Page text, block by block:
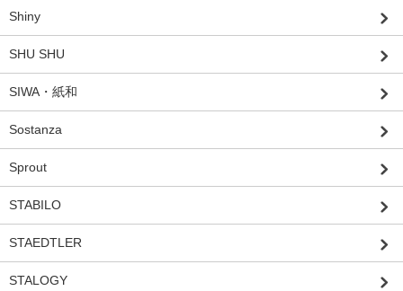
Shiny
SHU SHU
SIWA・紙和
Sostanza
Sprout
STABILO
STAEDTLER
STALOGY